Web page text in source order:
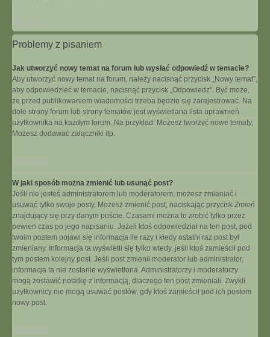
Problemy z pisaniem
Jak utworzyć nowy temat na forum lub wysłać odpowiedź w temacie?
Aby utworzyć nowy temat na forum, należy nacisnąć przycisk „Nowy temat”,
aby odpowiedzieć w temacie, nacisnąć przycisk „Odpowiedz”. Być może,
że przed publikowaniem wiadomości trzeba będzie się zarejestrować. Na
dole strony forum lub strony tematów jest wyświetlana lista uprawnień
użytkownika na każdym forum. Na przykład: Możesz tworzyć nowe tematy,
Możesz dodawać załączniki itp.
Na górę
W jaki sposób można zmienić lub usunąć post?
Jeśli nie jesteś administratorem lub moderatorem, możesz zmieniać i
usuwać tylko swoje posty. Możesz zmienić post, naciskając przycisk Zmień
znajdujący się przy danym poście. Czasami można to zrobić tylko przez
pewien czas po jego napisaniu. Jeżeli ktoś odpowiedział na ten post, pod
twoim postem pojawi się informacja ile razy i kiedy ostatni raz post był
zmieniany. Informacja ta wyświetli się tylko wtedy, jeśli ktoś zamieścił pod
tym postem kolejny post. Jeśli post zmienił moderator lub administrator,
informacja ta nie zostanie wyświetlona. Administratorzy i moderatorzy
mogą zostawić notatkę z informacją, dlaczego ten post zmieniali. Zwykli
użytkownicy nie mogą usuwać postów, gdy ktoś zamieścił pod ich postem
nowy post.
Na górę